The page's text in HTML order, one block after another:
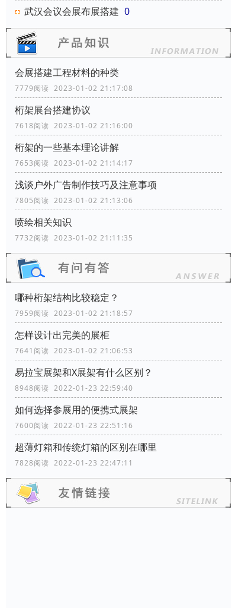
武汉会议会展布展搭建 0
会展搭建工程材料的种类
7779阅读 2023-01-02 21:17:08
桁架展台搭建协议
7618阅读 2023-01-02 21:16:00
桁架的一些基本理论讲解
7653阅读 2023-01-02 21:14:17
浅谈户外广告制作技巧及注意事项
7805阅读 2023-01-02 21:13:06
喷绘相关知识
7732阅读 2023-01-02 21:11:35
哪种桁架结构比较稳定？
7959阅读 2023-01-02 21:18:57
怎样设计出完美的展柜
7641阅读 2023-01-02 21:06:53
易拉宝展架和X展架有什么区别？
8948阅读 2022-01-23 22:59:40
如何选择参展用的便携式展架
7600阅读 2022-01-23 22:51:16
超薄灯箱和传统灯箱的区别在哪里
7828阅读 2022-01-23 22:47:11